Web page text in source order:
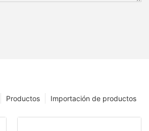
Importación de productos
Productos